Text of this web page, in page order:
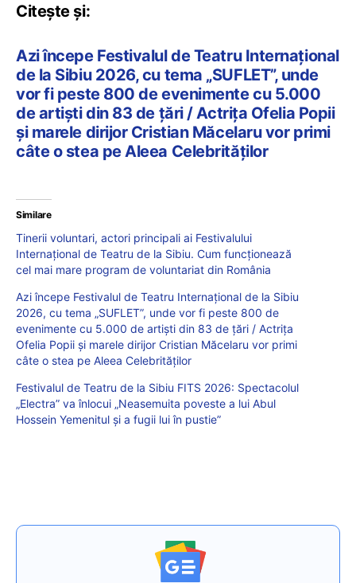
Citește și:
Azi începe Festivalul de Teatru Internațional
de la Sibiu 2026, cu tema „SUFLET”, unde
vor fi peste 800 de evenimente cu 5.000
de artiști din 83 de țări / Actrița Ofelia Popii
și marele dirijor Cristian Măcelaru vor primi
câte o stea pe Aleea Celebrităților
Similare
Tinerii voluntari, actori principali ai Festivalului
Internațional de Teatru de la Sibiu. Cum funcționează
cel mai mare program de voluntariat din România
Azi începe Festivalul de Teatru Internațional de la Sibiu
2026, cu tema „SUFLET”, unde vor fi peste 800 de
evenimente cu 5.000 de artiști din 83 de țări / Actrița
Ofelia Popii și marele dirijor Cristian Măcelaru vor primi
câte o stea pe Aleea Celebrităților
Festivalul de Teatru de la Sibiu FITS 2026: Spectacolul
„Electra” va înlocui „Neasemuita poveste a lui Abul
Hossein Yemenitul și a fugii lui în pustie”